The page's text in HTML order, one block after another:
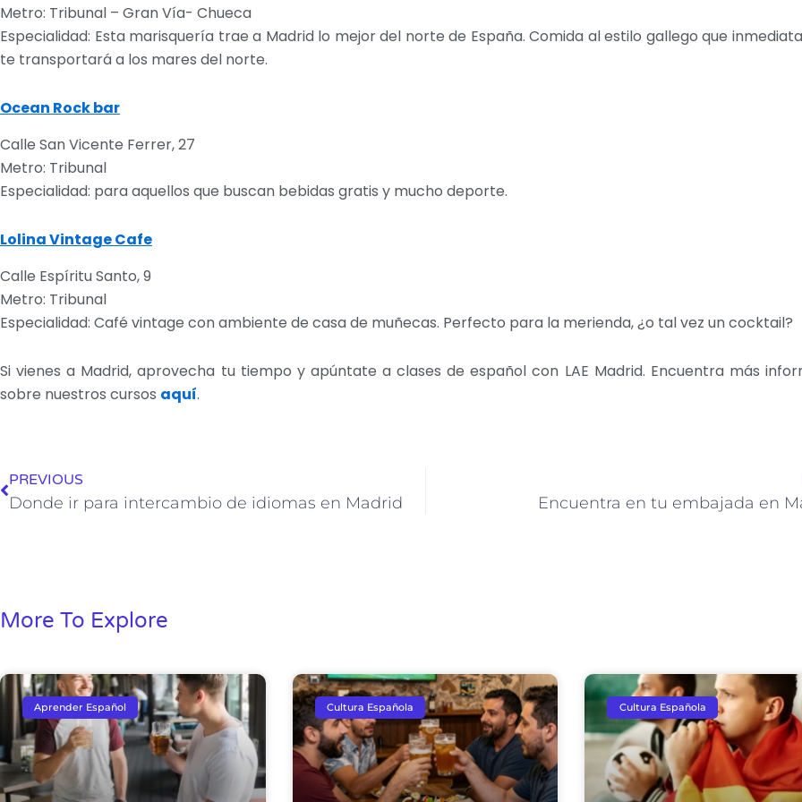
Metro: Tribunal – Gran Vía- Chueca
Especialidad: Esta marisquería trae a Madrid lo mejor del norte de España. Comida al estilo gallego que
te transportará a los mares del norte.
Ocean Rock bar
Calle San Vicente Ferrer, 27
Metro: Tribunal
Especialidad: para aquellos que buscan bebidas gratis y mucho deporte.
Lolina Vintage Cafe
Calle Espíritu Santo, 9
Metro: Tribunal
Especialidad: Café vintage con ambiente de casa de muñecas. Perfecto para la merienda, ¿o tal vez un cocktail?
Si vienes a Madrid, aprovecha tu tiempo y apúntate a clases de español con LAE Madrid. Encuentra más
sobre nuestros cursos aquí.
PREVIOUS
Donde ir para intercambio de idiomas en Madrid Encuentra en tu embajada en
More To Explore
Aprender Español Cultura Española Cultura Española